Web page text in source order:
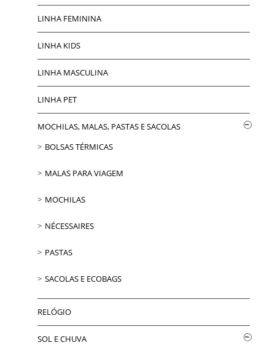
LINHA FEMININA
LINHA KIDS
LINHA MASCULINA
LINHA PET
MOCHILAS, MALAS, PASTAS E SACOLAS
BOLSAS TÉRMICAS
MALAS PARA VIAGEM
MOCHILAS
NÉCESSAIRES
PASTAS
SACOLAS E ECOBAGS
RELÓGIO
SOL E CHUVA